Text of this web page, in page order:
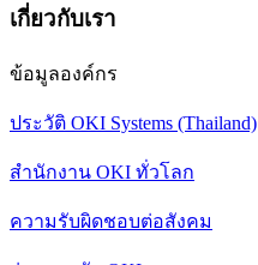
เกี่ยวกับเรา
ข้อมูลองค์กร
ประวัติ OKI Systems (Thailand)
สำนักงาน OKI ทั่วโลก
ความรับผิดชอบต่อสังคม